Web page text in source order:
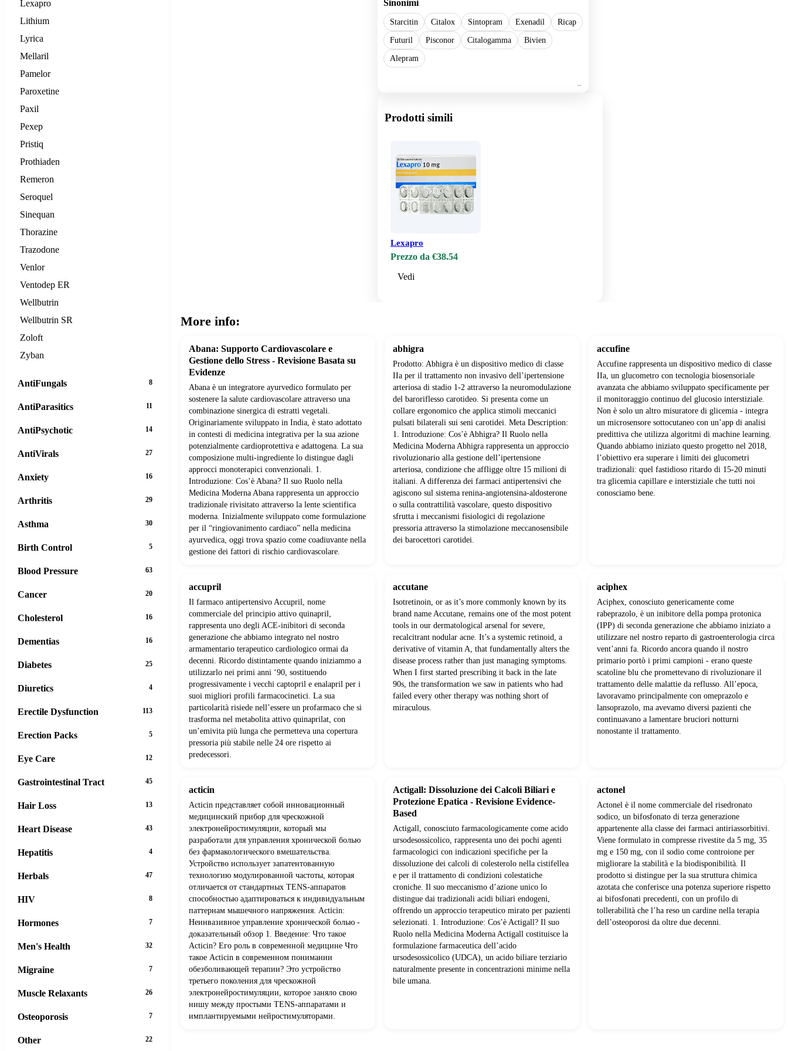
Sinonimi
Starcitin Citalox Sintopram Exenadil
Ricap
Futuril
Pisconor Citalogamma
Bivien
Alepram
Prodotti simili
Lexapro
Prezzo da €38.54
Vedi
More info:
Abana: Supporto Cardiovascolare e
Gestione dello Stress - Revisione Basata su
Evidenze
Abana è un integratore ayurvedico formulato per
sostenere la salute cardiovascolare attraverso una
combinazione sinergica di estratti vegetali.
Originariamente sviluppato in India, è stato adottato
in contesti di medicina integrativa per la sua azione
potenzialmente cardioprotettiva e adattogena. La sua
composizione multi-ingrediente lo distingue dagli
approcci monoterapici convenzionali. 1.
Introduzione: Cos’è Abana? Il suo Ruolo nella
Medicina Moderna Abana rappresenta un approccio
tradizionale rivisitato attraverso la lente scientifica
moderna. Inizialmente sviluppato come formulazione
per il “ringiovanimento cardiaco” nella medicina
ayurvedica, oggi trova spazio come coadiuvante nella
gestione dei fattori di rischio cardiovascolare.
abhigra
Prodotto: Abhigra è un dispositivo medico di classe
IIa per il trattamento non invasivo dell’ipertensione
arteriosa di stadio 1-2 attraverso la neuromodulazione
del baroriflesso carotideo. Si presenta come un
collare ergonomico che applica stimoli meccanici
pulsati bilaterali sui seni carotidei. Meta Description:
1. Introduzione: Cos’è Abhigra? Il Ruolo nella
Medicina Moderna Abhigra rappresenta un approccio
rivoluzionario alla gestione dell’ipertensione
arteriosa, condizione che affligge oltre 15 milioni di
italiani. A differenza dei farmaci antipertensivi che
agiscono sul sistema renina-angiotensina-aldosterone
o sulla contrattilità vascolare, questo dispositivo
sfrutta i meccanismi fisiologici di regolazione
pressoria attraverso la stimolazione meccanosensibile
dei barocettori carotidei.
accufine
Accufine rappresenta un dispositivo medico di classe
IIa, un glucometro con tecnologia biosensoriale
avanzata che abbiamo sviluppato specificamente per
il monitoraggio continuo del glucosio interstiziale.
Non è solo un altro misuratore di glicemia - integra
un microsensore sottocutaneo con un’app di analisi
predittiva che utilizza algoritmi di machine learning.
Quando abbiamo iniziato questo progetto nel 2018,
l’obiettivo era superare i limiti dei glucometri
tradizionali: quel fastidioso ritardo di 15-20 minuti
tra glicemia capillare e interstiziale che tutti noi
conosciamo bene.
accupril
Il farmaco antipertensivo Accupril, nome
commerciale del principio attivo quinapril,
rappresenta uno degli ACE-inibitori di seconda
generazione che abbiamo integrato nel nostro
armamentario terapeutico cardiologico ormai da
decenni. Ricordo distintamente quando iniziammo a
utilizzarlo nei primi anni ‘90, sostituendo
progressivamente i vecchi captopril e enalapril per i
suoi migliori profili farmacocinetici. La sua
particolarità risiede nell’essere un profarmaco che si
trasforma nel metabolita attivo quinaprilat, con
un’emivita più lunga che permetteva una copertura
pressoria più stabile nelle 24 ore rispetto ai
predecessori.
accutane
Isotretinoin, or as it’s more commonly known by its
brand name Accutane, remains one of the most potent
tools in our dermatological arsenal for severe,
recalcitrant nodular acne. It’s a systemic retinoid, a
derivative of vitamin A, that fundamentally alters the
disease process rather than just managing symptoms.
When I first started prescribing it back in the late
90s, the transformation we saw in patients who had
failed every other therapy was nothing short of
miraculous.
aciphex
Aciphex, conosciuto genericamente come
rabeprazolo, è un inibitore della pompa protonica
(IPP) di seconda generazione che abbiamo iniziato a
utilizzare nel nostro reparto di gastroenterologia circa
vent’anni fa. Ricordo ancora quando il nostro
primario portò i primi campioni - erano queste
scatoline blu che promettevano di rivoluzionare il
trattamento delle malattie da reflusso. All’epoca,
lavoravamo principalmente con omeprazolo e
lansoprazolo, ma avevamo diversi pazienti che
continuavano a lamentare bruciori notturni
nonostante il trattamento.
acticin
Acticin представляет собой инновационный
медицинский прибор для чрескожной
электронейростимуляции, который мы
разработали для управления хронической болью
без фармакологического вмешательства.
Устройство использует запатентованную
технологию модулированной частоты, которая
отличается от стандартных TENS-аппаратов
способностью адаптироваться к индивидуальным
паттернам мышечного напряжения. Acticin:
Неинвазивное управление хронической болью -
доказательный обзор 1. Введение: Что такое
Acticin? Его роль в современной медицине Что
такое Acticin в современном понимании
обезболивающей терапии? Это устройство
третьего поколения для чрескожной
электронейростимуляции, которое заняло свою
нишу между простыми TENS-аппаратами и
имплантируемыми нейростимуляторами.
Actigall: Dissoluzione dei Calcoli Biliari e
Protezione Epatica - Revisione Evidence-
Based
Actigall, conosciuto farmacologicamente come acido
ursodesossicolico, rappresenta uno dei pochi agenti
farmacologici con indicazioni specifiche per la
dissoluzione dei calcoli di colesterolo nella cistifellea
e per il trattamento di condizioni colestatiche
croniche. Il suo meccanismo d’azione unico lo
distingue dai tradizionali acidi biliari endogeni,
offrendo un approccio terapeutico mirato per pazienti
selezionati. 1. Introduzione: Cos’è Actigall? Il suo
Ruolo nella Medicina Moderna Actigall costituisce la
formulazione farmaceutica dell’acido
ursodesossicolico (UDCA), un acido biliare terziario
naturalmente presente in concentrazioni minime nella
bile umana.
actonel
Actonel è il nome commerciale del risedronato
sodico, un bifosfonato di terza generazione
appartenente alla classe dei farmaci antiriassorbitivi.
Viene formulato in compresse rivestite da 5 mg, 35
mg e 150 mg, con il sodio come controione per
migliorare la stabilità e la biodisponibilità. Il
prodotto si distingue per la sua struttura chimica
azotata che conferisce una potenza superiore rispetto
ai bifosfonati precedenti, con un profilo di
tollerabilità che l’ha reso un cardine nella terapia
dell’osteoporosi da oltre due decenni.
Lexapro
Lithium
Lyrica
Mellaril
Pamelor
Paroxetine
Paxil
Pexep
Pristiq
Prothiaden
Remeron
Seroquel
Sinequan
Thorazine
Trazodone
Venlor
Ventodep ER
Wellbutrin
Wellbutrin SR
Zoloft
Zyban
AntiFungals 8
AntiParasitics 11
AntiPsychotic 14
AntiVirals 27
Anxiety 16
Arthritis 29
Asthma 30
Birth Control 5
Blood Pressure 63
Cancer 20
Cholesterol 16
Dementias 16
Diabetes 25
Diuretics 4
Erectile Dysfunction 113
Erection Packs 5
Eye Care 12
Gastrointestinal Tract 45
Hair Loss 13
Heart Disease 43
Hepatitis 4
Herbals 47
HIV 8
Hormones 7
Men's Health 32
Migraine 7
Muscle Relaxants 26
Osteoporosis 7
Other 22